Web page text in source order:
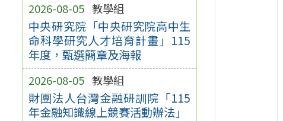
2026-08-05 教學組
中央研究院「中央研究院高中生
命科學研究人才培育計畫」115
年度，甄選簡章及海報
2026-08-05 教學組
財團法人台灣金融研訓院「115
年金融知識線上競賽活動辦法」